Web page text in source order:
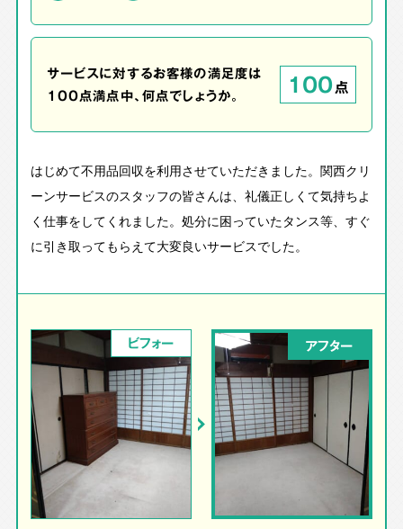
サービスに対するお客様の満足度は
100点満点中、何点でしょうか。
100点
はじめて不用品回収を利用させていただきました。関西クリ
ーンサービスのスタッフの皆さんは、礼儀正しくて気持ちよ
く仕事をしてくれました。処分に困っていたタンス等、すぐ
に引き取ってもらえて大変良いサービスでした。
ビフォー アフター